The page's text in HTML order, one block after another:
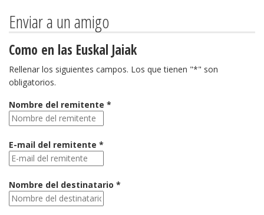
Enviar a un amigo
Como en las Euskal Jaiak
Rellenar los siguientes campos. Los que tienen "*" son
obligatorios.
Nombre del remitente *
E-mail del remitente *
Nombre del destinatario *